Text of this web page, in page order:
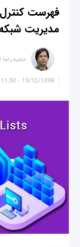
فهرست‌
مدیریت
15/12/1398 - 11:50
حمیدرضا